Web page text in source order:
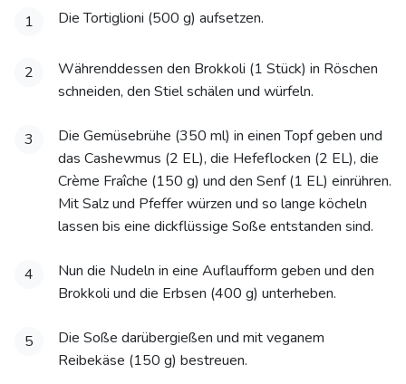
1 Die Tortiglioni (500 g) aufsetzen.
2
Währenddessen den Brokkoli (1 Stück) in Röschen
schneiden, den Stiel schälen und würfeln.
3
Die Gemüsebrühe (350 ml) in einen Topf geben und
das Cashewmus (2 EL), die Hefeflocken (2 EL), die
Crème Fraîche (150 g) und den Senf (1 EL) einrühren.
Mit Salz und Pfeffer würzen und so lange köcheln
lassen bis eine dickflüssige Soße entstanden sind.
4
Nun die Nudeln in eine Auflaufform geben und den
Brokkoli und die Erbsen (400 g) unterheben.
5
Die Soße darübergießen und mit veganem
Reibekäse (150 g) bestreuen.